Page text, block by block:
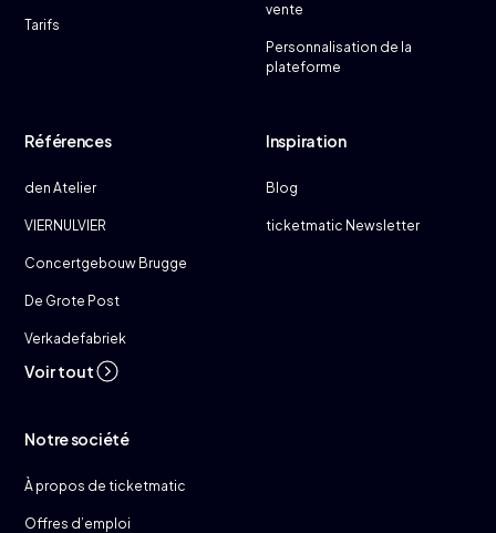
Tarifs
vente
Personnalisation de la
plateforme
Références
den Atelier
VIERNULVIER
Concertgebouw Brugge
De Grote Post
Verkadefabriek
Voir tout
Inspiration
Blog
ticketmatic Newsletter
Notre société
À propos de ticketmatic
Offres d’emploi